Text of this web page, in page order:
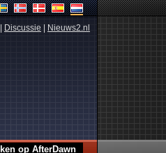
Discussie Nieuws2.nl